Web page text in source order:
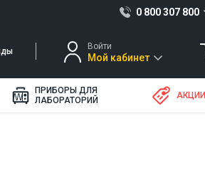
0 800 307 800
Войти
Мой кабинет
ПРИБОРЫ ДЛЯ
ЛАБОРАТОРИЙ
АКЦИИ